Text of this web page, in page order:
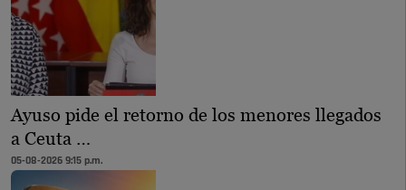
Ayuso pide el retorno de los menores llegados
a Ceuta …
05-08-2026 9:15 p.m.